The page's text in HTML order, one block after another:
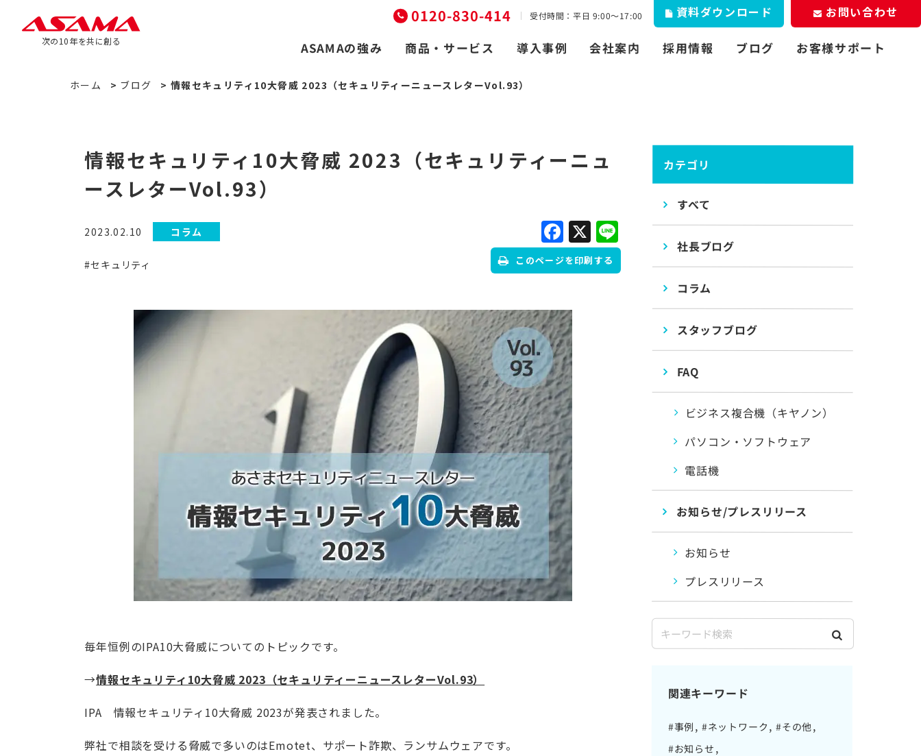
次の10年を共に創る
0120-830-414 受付時間：平日 9:00〜17:00 資料ダウンロード お問い合わせ
ASAMAの強み 商品・サービス 導入事例 会社案内 採用情報 ブログ お客様サポート
ホーム > ブログ > 情報セキュリティ10大脅威 2023（セキュリティーニュースレターVol.93）
情報セキュリティ10大脅威 2023（セキュリティーニュ
ースレターVol.93）
2023.02.10 コラム Facebook
X Line
#セキュリティ このページを印刷する
毎年恒例のIPA10大脅威についてのトピックです。
→情報セキュリティ10大脅威 2023（セキュリティーニュースレターVol.93）
IPA 情報セキュリティ10大脅威 2023が発表されました。
弊社で相談を受ける脅威で多いのはEmotet、サポート詐欺、ランサムウェアです。
カテゴリ
すべて
社長ブログ
コラム
スタッフブログ
FAQ
ビジネス複合機（キヤノン）
パソコン・ソフトウェア
電話機
お知らせ/プレスリリース
お知らせ
プレスリリース
関連キーワード
#事例 #ネットワーク #その他
#お知らせ